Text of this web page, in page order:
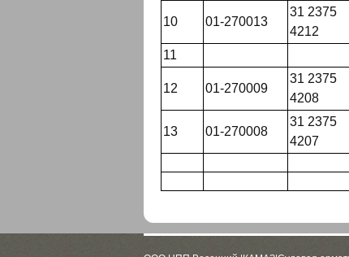
10 01-270013
31 2375
4212
11
12 01-270009
31 2375
4208
13 01-270008
31 2375
4207